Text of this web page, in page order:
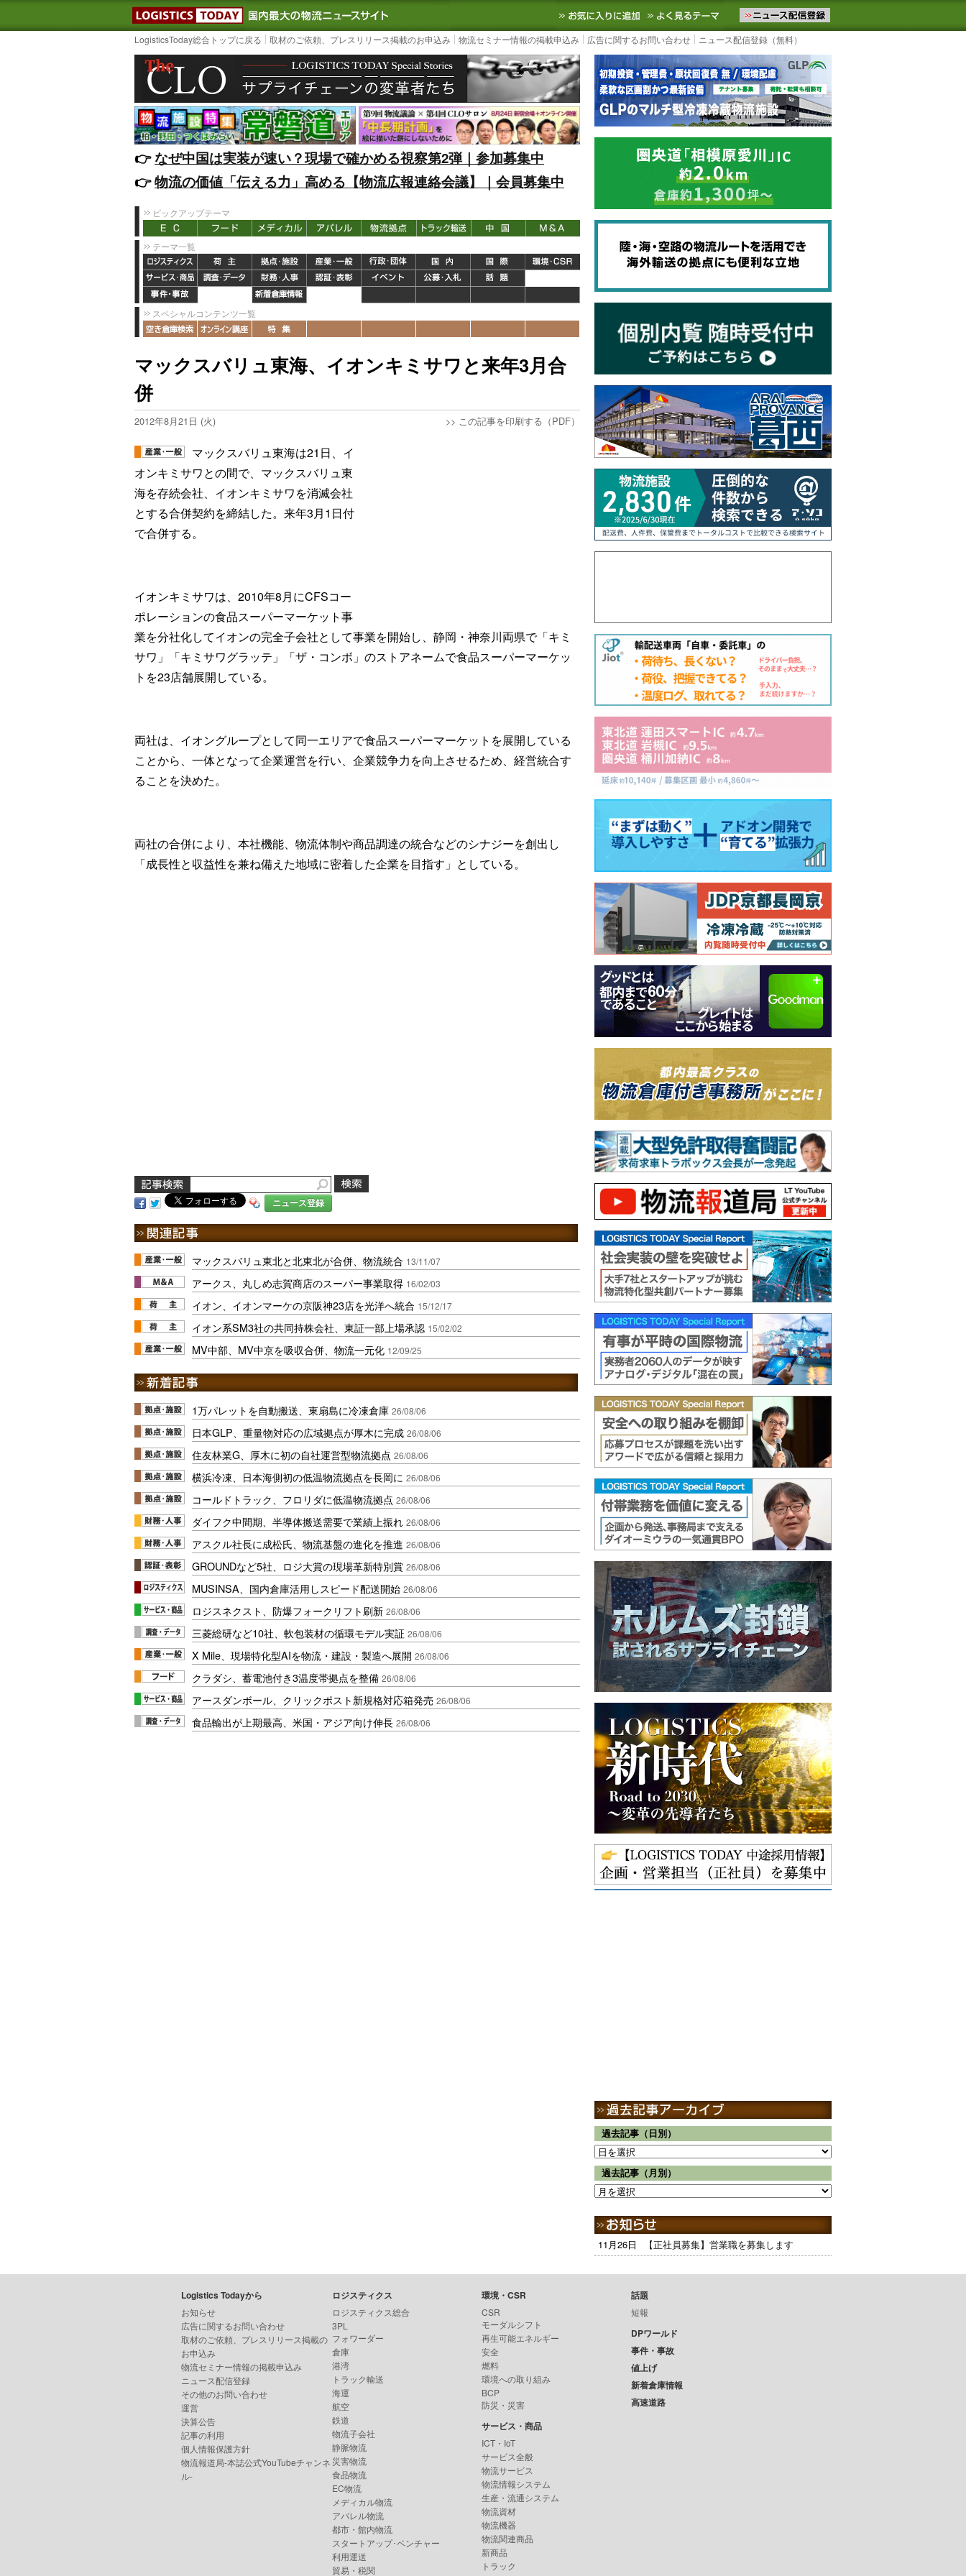
LOGISTICS TODAY｜国内最大の物流ニュースサイト3PL, SCMなど国内外の最新の物流ニュースをお届けします。物流ニュースメール配信を登録す
お気に入りに追加 よく見るテーマ
LogisticsToday総合トップに戻る 取材のご依頼、プレスリリース掲載のお申込み 物流セミナー情報の掲載申込み 広告に関するお問い合わせ ニュース配信登録（無料）
👉️なぜ中国は実装が速い？現場で確かめる視察第2弾｜参加募集中
👉️物流の価値「伝える力」高める【物流広報連絡会議】｜会員募集中
ピックアップテーマ
テーマ一覧
スペシャルコンテンツ一覧
マックスバリュ東海、イオンキミサワと来年3月合
併
2012年8月21日 (火) >> この記事を印刷する（PDF）
マックスバリュ東海は21日、イ
オンキミサワとの間で、マックスバリュ東
海を存続会社、イオンキミサワを消滅会社
とする合併契約を締結した。来年3月1日付
で合併する。
イオンキミサワは、2010年8月にCFSコー
ポレーションの食品スーパーマーケット事
業を分社化してイオンの完全子会社として事業を開始し、静岡・神奈川両県で「キミ
サワ」「キミサワグラッテ」「ザ・コンボ」のストアネームで食品スーパーマーケッ
トを23店舗展開している。
両社は、イオングループとして同一エリアで食品スーパーマーケットを展開している
ことから、一体となって企業運営を行い、企業競争力を向上させるため、経営統合す
ることを決めた。
両社の合併により、本社機能、物流体制や商品調達の統合などのシナジーを創出し
「成長性と収益性を兼ね備えた地域に密着した企業を目指す」としている。
ニュース登録
マックスバリュ東北と北東北が合併、物流統合 13/11/07
アークス、丸しめ志賀商店のスーパー事業取得 16/02/03
イオン、イオンマーケの京阪神23店を光洋へ統合 15/12/17
イオン系SM3社の共同持株会社、東証一部上場承認 15/02/02
MV中部、MV中京を吸収合併、物流一元化 12/09/25
1万パレットを自動搬送、東扇島に冷凍倉庫 26/08/06
日本GLP、重量物対応の広域拠点が厚木に完成 26/08/06
住友林業G、厚木に初の自社運営型物流拠点 26/08/06
横浜冷凍、日本海側初の低温物流拠点を長岡に 26/08/06
コールドトラック、フロリダに低温物流拠点 26/08/06
ダイフク中間期、半導体搬送需要で業績上振れ 26/08/06
アスクル社長に成松氏、物流基盤の進化を推進 26/08/06
GROUNDなど5社、ロジ大賞の現場革新特別賞 26/08/06
MUSINSA、国内倉庫活用しスピード配送開始 26/08/06
ロジスネクスト、防爆フォークリフト刷新 26/08/06
三菱総研など10社、軟包装材の循環モデル実証 26/08/06
X Mile、現場特化型AIを物流・建設・製造へ展開 26/08/06
クラダシ、蓄電池付き3温度帯拠点を整備 26/08/06
アースダンボール、クリックポスト新規格対応箱発売 26/08/06
食品輸出が上期最高、米国・アジア向け伸長 26/08/06
過去記事（日別）
過去記事（月別）
11月26日 【正社員募集】営業職を募集します
Logistics Todayから
お知らせ
広告に関するお問い合わせ
取材のご依頼、プレスリリース掲載の
お申込み
物流セミナー情報の掲載申込み
ニュース配信登録
その他のお問い合わせ
運営
決算公告
記事の利用
個人情報保護方針
物流報道局-本誌公式YouTubeチャンネ
ル-
ロジスティクス
ロジスティクス総合
3PL
フォワーダー
倉庫
港湾
トラック輸送
海運
航空
鉄道
物流子会社
静脈物流
災害物流
食品物流
EC物流
メディカル物流
アパレル物流
都市・館内物流
スタートアップ･ベンチャー
利用運送
貿易・税関
環境・CSR
CSR
モーダルシフト
再生可能エネルギー
安全
燃料
環境への取り組み
BCP
防災・災害
サービス・商品
ICT・IoT
サービス全般
物流サービス
物流情報システム
生産・流通システム
物流資材
物流機器
物流関連商品
新商品
トラック
話題
短報
DPワールド
事件・事故
値上げ
新着倉庫情報
高速道路